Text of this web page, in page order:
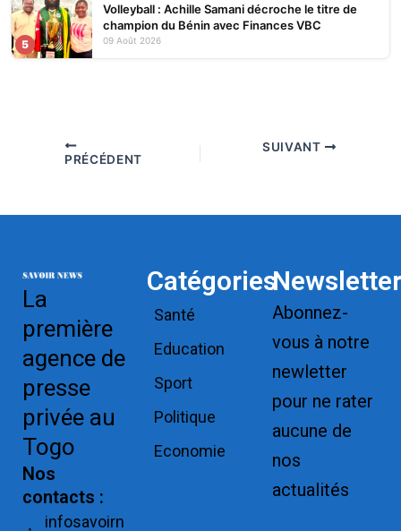
5
Volleyball : Achille Samani décroche le titre de
champion du Bénin avec Finances VBC
09 Août 2026
PRÉCÉDENT
SUIVANT
La
première
agence de
presse
privée au
Togo
Nos
contacts :
infosavoirn
Catégories
Santé
Education
Sport
Politique
Economie
Newsletter
Abonnez-
vous à notre
newletter
pour ne rater
aucune de
nos
actualités